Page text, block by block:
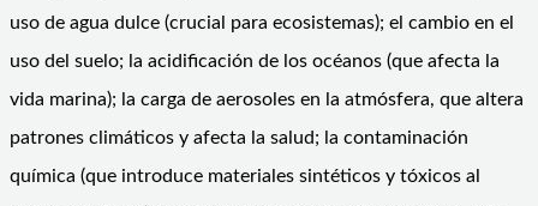
uso de agua dulce (crucial para ecosistemas); el cambio en el
uso del suelo; la acidificación de los océanos (que afecta la
vida marina); la carga de aerosoles en la atmósfera, que altera
patrones climáticos y afecta la salud; la contaminación
química (que introduce materiales sintéticos y tóxicos al